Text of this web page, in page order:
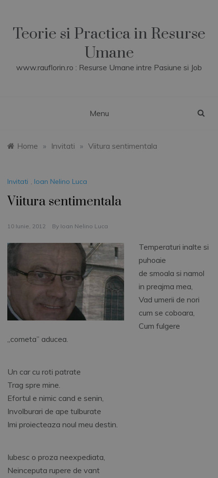
contentTeorie si Practica in Resurse
Umane
www.rauflorin.ro : Resurse Umane intre Pasiune si Job
Menu
Home » Invitati » Viitura sentimentala
Invitati , Ioan Nelino Luca
Viitura sentimentala
10 Iunie, 2012 By Ioan Nelino Luca
Temperaturi inalte si
puhoaie
de smoala si namol
in preajma mea,
Vad umerii de nori
cum se coboara,
Cum fulgere
„cometa” aducea.
Un car cu roti patrate
Trag spre mine.
Efortul e nimic cand e senin,
Involburari de ape tulburate
Imi proiecteaza noul meu destin.
Iubesc o proza neexpediata,
Neinceputa rupere de vant